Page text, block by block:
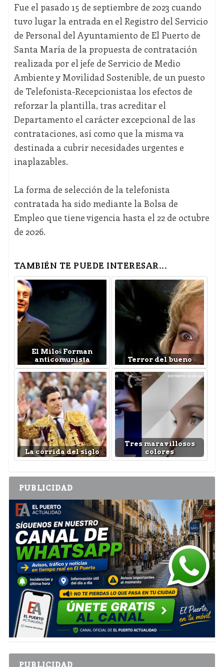
Fue el pasado 15 de septiembre de 2023 cuando
tuvo lugar la entrada en el Registro del Servicio
de Personal del Ayuntamiento de El Puerto de
Santa María de la propuesta de contratación
realizada por el jefe de Servicio de Medio
Ambiente y Movilidad Sostenible, de un puesto
de Telefonista-Recepcionistaa los efectos de
reforzar la plantilla, tras acreditar el
Departamento el carácter excepcional de las
contrataciones, así como que la misma va
destinada a cubrir necesidades urgentes e
inaplazables.
La forma de selección de la telefonista
contratada ha sido mediante la Bolsa de
Empleo que tiene vigencia hasta el 22 de octubre
de 2026.
TAMBIÉN TE PUEDE INTERESAR...
El Miloš Forman
anticomunista
Terror del bueno
La corrida del siglo
Tres maravillosos
colores
PUBLICIDAD
PUBLICIDAD